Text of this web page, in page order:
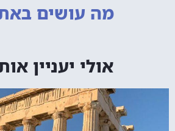
מה עושים באתונה?
אולי יעניין אותך גם